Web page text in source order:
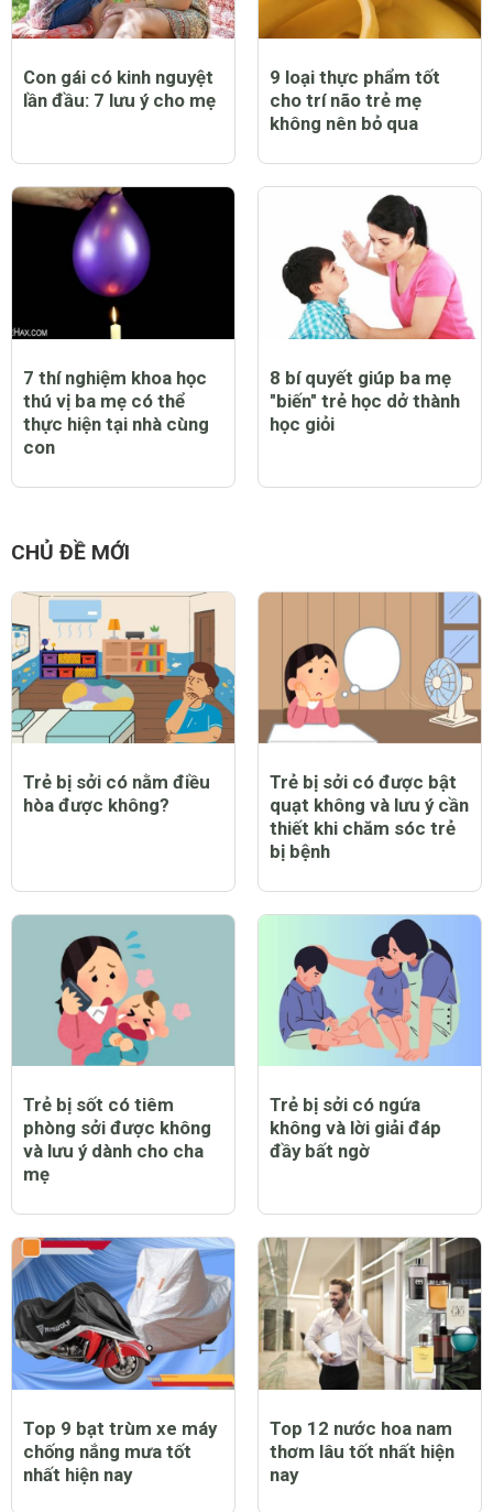
Con gái có kinh nguyệt
lần đầu: 7 lưu ý cho mẹ
9 loại thực phẩm tốt
cho trí não trẻ mẹ
không nên bỏ qua
7 thí nghiệm khoa học
thú vị ba mẹ có thể
thực hiện tại nhà cùng
con
8 bí quyết giúp ba mẹ
"biến" trẻ học dở thành
học giỏi
CHỦ ĐỀ MỚI
Trẻ bị sởi có nằm điều
hòa được không?
Trẻ bị sởi có được bật
quạt không và lưu ý cần
thiết khi chăm sóc trẻ
bị bệnh
Trẻ bị sốt có tiêm
phòng sởi được không
và lưu ý dành cho cha
mẹ
Trẻ bị sởi có ngứa
không và lời giải đáp
đầy bất ngờ
Top 9 bạt trùm xe máy
chống nắng mưa tốt
nhất hiện nay
Top 12 nước hoa nam
thơm lâu tốt nhất hiện
nay